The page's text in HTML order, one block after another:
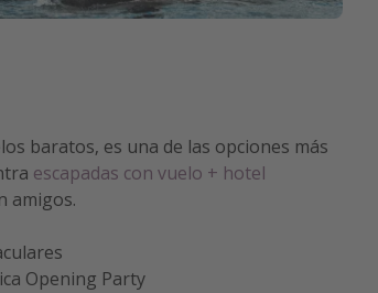
baratos, es una de las opciones más
escapadas con vuelo + hotel
amigos.
Opening Party